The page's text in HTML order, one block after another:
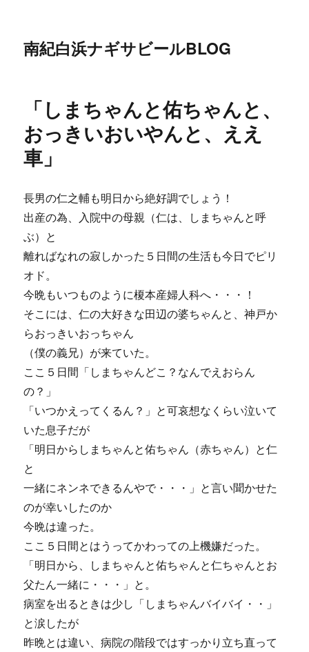
南紀白浜ナギサビールBLOG
「しまちゃんと佑ちゃんと、
おっきいおいやんと、ええ
車」
長男の仁之輔も明日から絶好調でしょう！
出産の為、入院中の母親（仁は、しまちゃんと呼
ぶ）と
離ればなれの寂しかった５日間の生活も今日でピリ
オド。
今晩もいつものように榎本産婦人科へ・・・！
そこには、仁の大好きな田辺の婆ちゃんと、神戸か
らおっきいおっちゃん
（僕の義兄）が来ていた。
ここ５日間「しまちゃんどこ？なんでえおらん
の？」
「いつかえってくるん？」と可哀想なくらい泣いて
いた息子だが
「明日からしまちゃんと佑ちゃん（赤ちゃん）と仁
と
一緒にネンネできるんやで・・・」と言い聞かせた
のが幸いしたのか
今晩は違った。
ここ５日間とはうってかわっての上機嫌だった。
「明日から、しまちゃんと佑ちゃんと仁ちゃんとお
父たん一緒に・・・」と。
病室を出るときは少し「しまちゃんバイバイ・・」
と涙したが
昨晩とは違い、病院の階段ではすっかり立ち直って